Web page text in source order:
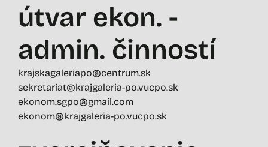
útvar ekon. -
admin. činností
krajskagaleriapo@centrum.sk
sekretariat@krajgaleria-po.vucpo.sk
ekonom.sgpo@gmail.com
ekonom@krajgaleria-po.vucpo.sk